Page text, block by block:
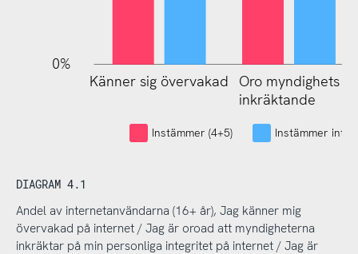
0%
Oro storföretags
inkräktande
Känner sig övervakad
Oro myndighets
inkräktande
Instämmer (4+5) Instämmer inte
DIAGRAM 4.1
Andel av internetanvändarna (16+ år), Jag känner mig
övervakad på internet / Jag är oroad att myndigheterna
inkräktar på min personliga integritet på internet / Jag är